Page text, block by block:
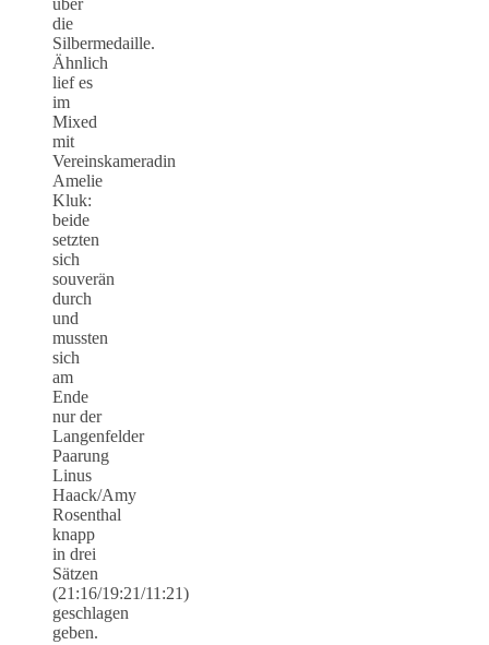
die
Silbermedaille.
Ähnlich
lief es
im
Mixed
mit
Vereinskameradin
Amelie
Kluk:
beide
setzten
sich
souverän
durch
und
mussten
sich
am
Ende
nur der
Langenfelder
Paarung
Linus
Haack/Amy
Rosenthal
knapp
in drei
Sätzen
(21:16/19:21/11:21)
geschlagen
geben.